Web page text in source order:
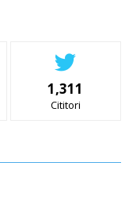
1,311
Cititori